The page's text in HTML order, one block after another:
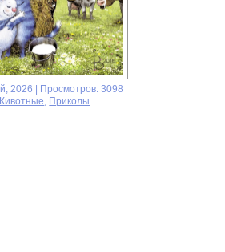
2026 | Просмотров: 3098
, Приколы